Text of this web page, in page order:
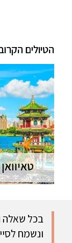
הטיולים
בכל שאלה
ונשמח